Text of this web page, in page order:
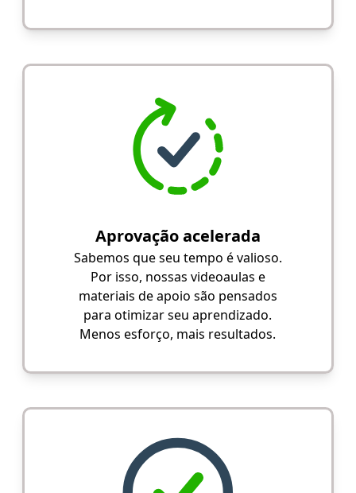
Aprovação acelerada
Sabemos que seu tempo é valioso.
Por isso, nossas videoaulas e
materiais de apoio são pensados
para otimizar seu aprendizado.
Menos esforço, mais resultados.